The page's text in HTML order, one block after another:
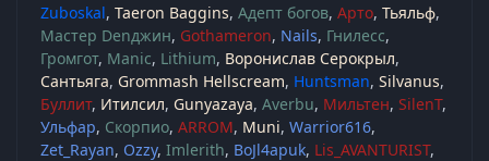
Zuboskal Taeron Baggins Адепт богов Арто Тьяльф
Мастер Denджин Gothameron Nails Гнилесс
Громгот Manic Lithium Воронислав Серокрыл
Сантьяга Grommash Hellscream Huntsman Silvanus
Буллит Итилсил Gunyazaya Averbu Мильтен SilenT
Ульфар Скорпио ARROM Muni Warrior616
Zet_Rayan Ozzy Imlerith BoJl4apuk Lis_AVANTURIST